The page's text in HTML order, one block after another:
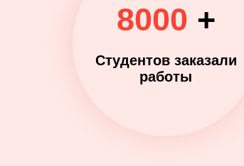
8000 +
Студентов заказали
работы